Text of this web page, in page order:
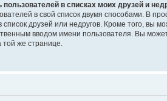
в списках моих друзей и
в свой список двумя способами. В
список друзей или недругов. Кроме того, вы
вводом имени пользователя. Вы
той же странице.